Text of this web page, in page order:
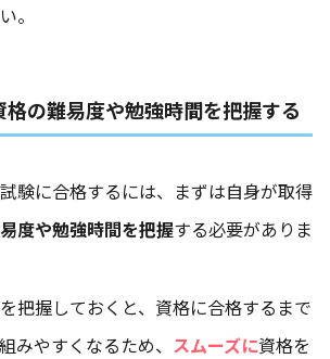
。
の難易度や勉強時間を把握する
験に合格するには、まずは自身が取得
度や勉強時間を把握する必要がありま
把握しておくと、資格に合格するまで
みやすくなるため、 スムーズに資格を